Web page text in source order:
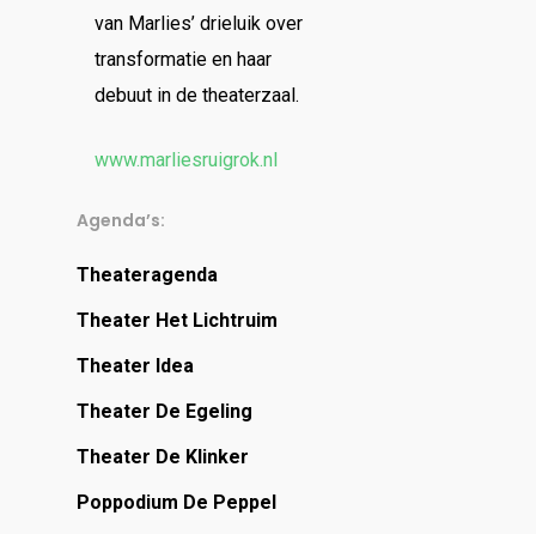
van Marlies’ drieluik over
transformatie en haar
debuut in de theaterzaal.
www.marliesruigrok.nl
Agenda’s:
Theateragenda
Theater Het Lichtruim
Theater Idea
Theater De Egeling
Theater De Klinker
Poppodium De Peppel